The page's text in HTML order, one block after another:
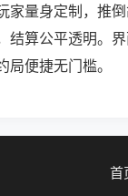
家量身定制，推
结算公平透明。
便捷无门槛。
首